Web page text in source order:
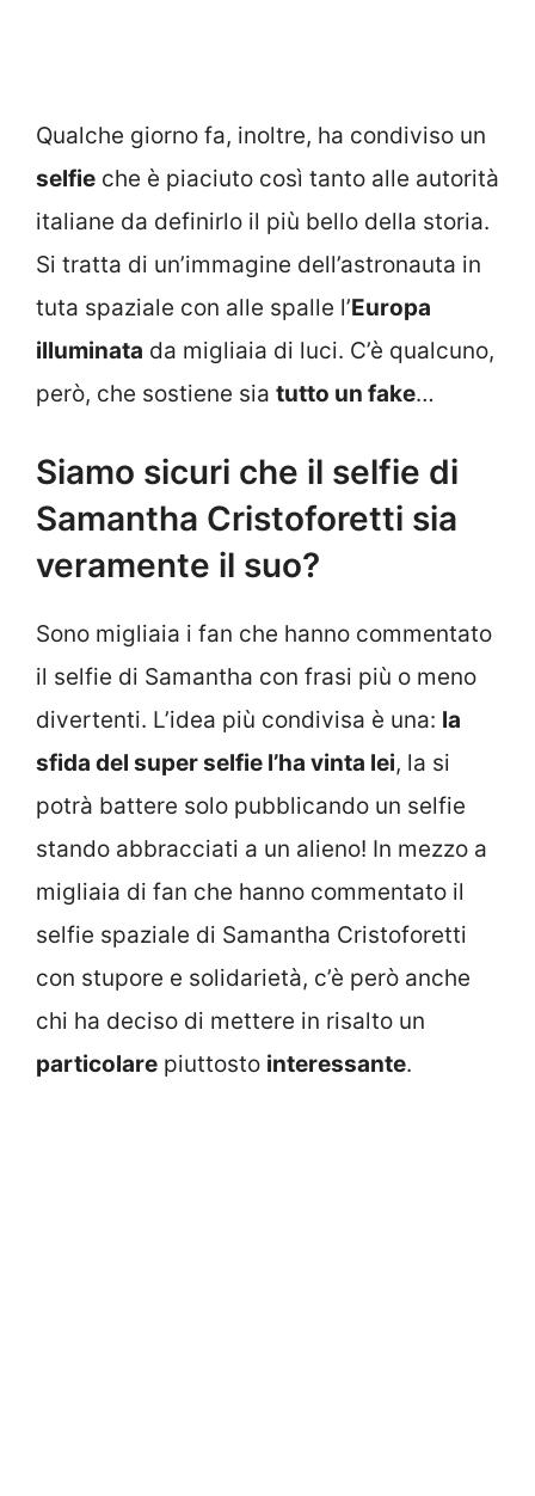
Qualche giorno fa, inoltre, ha condiviso un
selfie che è piaciuto così tanto alle autorità
italiane da definirlo il più bello della storia.
Si tratta di un’immagine dell’astronauta in
tuta spaziale con alle spalle l’Europa
illuminata da migliaia di luci. C’è qualcuno,
però, che sostiene sia tutto un fake…
Siamo sicuri che il selfie di
Samantha Cristoforetti sia
veramente il suo?
Sono migliaia i fan che hanno commentato
il selfie di Samantha con frasi più o meno
divertenti. L’idea più condivisa è una: la
sfida del super selfie l’ha vinta lei, la si
potrà battere solo pubblicando un selfie
stando abbracciati a un alieno! In mezzo a
migliaia di fan che hanno commentato il
selfie spaziale di Samantha Cristoforetti
con stupore e solidarietà, c’è però anche
chi ha deciso di mettere in risalto un
particolare piuttosto interessante.